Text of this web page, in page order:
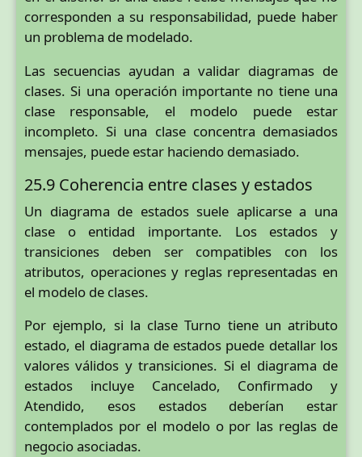
corresponden a su responsabilidad, puede haber
un problema de modelado.
Las secuencias ayudan a validar diagramas de
clases. Si una operación importante no tiene una
clase responsable, el modelo puede estar
incompleto. Si una clase concentra demasiados
mensajes, puede estar haciendo demasiado.
25.9 Coherencia entre clases y estados
Un diagrama de estados suele aplicarse a una
clase o entidad importante. Los estados y
transiciones deben ser compatibles con los
atributos, operaciones y reglas representadas en
el modelo de clases.
Por ejemplo, si la clase Turno tiene un atributo
estado, el diagrama de estados puede detallar los
valores válidos y transiciones. Si el diagrama de
estados incluye Cancelado, Confirmado y
Atendido, esos estados deberían estar
contemplados por el modelo o por las reglas de
negocio asociadas.